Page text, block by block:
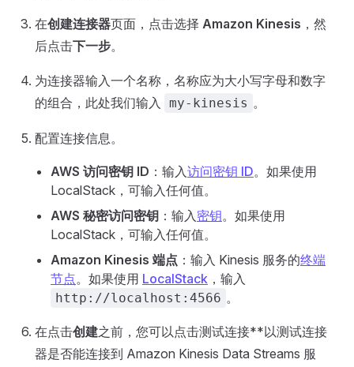
在创建连接器页面，点击选择 Amazon Kinesis ，然
后点击下一步。
为连接器输入一个名称，名称应为大小写字母和数字
的组合，此处我们输入
my-kinesis 。
配置连接信息。
AWS 访问密钥 ID ：输入访问密钥 ID。如果使用
LocalStack，可输入任何值。
AWS 秘密访问密钥 ：输入密钥。如果使用
LocalStack，可输入任何值。
Amazon Kinesis 端点 ：输入 Kinesis 服务的终端
节点。如果使用 LocalStack ，输入
http://localhost:4566 。
在点击创建之前，您可以点击测试连接**以测试连接
器是否能连接到 Amazon Kinesis Data Streams 服